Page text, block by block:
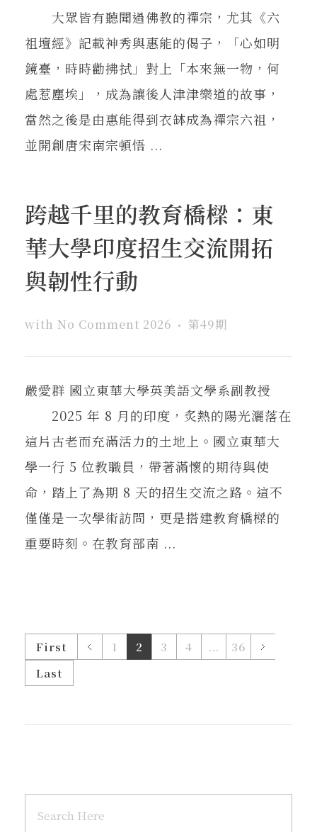
大眾皆有聽聞過佛教的禪宗，尤其《六
祖壇經》記載神秀與惠能的偈子，「心如明
鏡臺，時時勸拂拭」對上「本來無一物，何
處惹塵埃」，成為讓後人津津樂道的故事，
當然之後是由惠能得到衣缽成為禪宗六祖，
並開創唐宋南宗頓悟 ...
跨越千里的教育橋樑：東
華大學印度招生交流開拓
與韌性行動
with No Comment 2026 第49期
嚴愛群 國立東華大學英美語文學系副教授
2025 年 8 月的印度，炙熱的陽光灑落在
這片古老而充滿活力的土地上。國立東華大
學一行 5 位教職員，帶著滿懷的期待與使
命，踏上了為期 8 天的招生交流之路。這不
僅僅是一次學術訪問，更是搭建教育橋樑的
重要時刻。在教育部南 ...
First 1 2 3 4 ...
36
Last